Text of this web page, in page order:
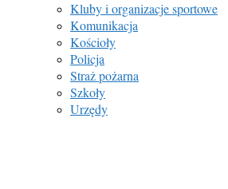
Kluby i organizacje sportowe
Komunikacja
Kościoły
Policja
Straż pożarna
Szkoły
Urzędy